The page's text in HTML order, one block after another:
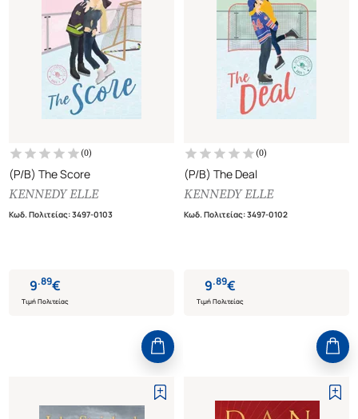
(0)
(P/B) The Score
KENNEDY ELLE
Κωδ. Πολιτείας:3497-0103
9.89€
Τιμή Πολιτείας
(0)
(P/B) The Deal
KENNEDY ELLE
Κωδ. Πολιτείας:3497-0102
9.89€
Τιμή Πολιτείας